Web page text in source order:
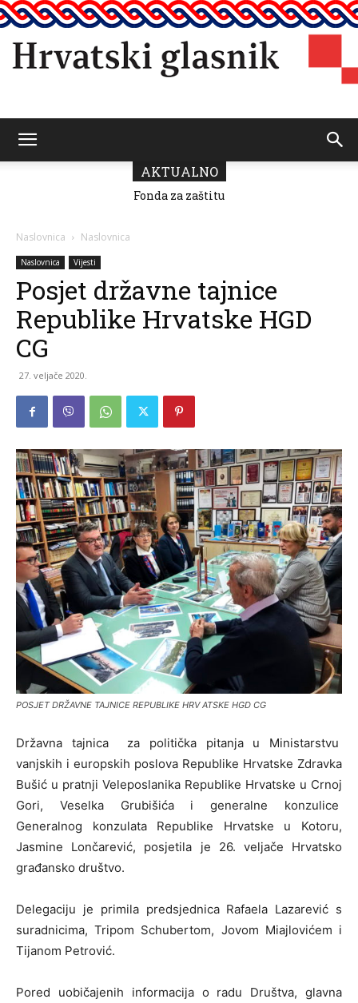
AKTUALNO
Fonda za zaštitu
2026.
Naslovnica Naslovnica
Naslovnica Vijesti
Posjet državne tajnice
Republike Hrvatske HGD
CG
27. veljače 2020.
POSJET DRŽAVNE TAJNICE REPUBLIKE HRV ATSKE HGD CG
Državna tajnica za politička pitanja u Ministarstvu
vanjskih i europskih poslova Republike Hrvatske Zdravka
Bušić u pratnji Veleposlanika Republike Hrvatske u Crnoj
Gori, Veselka Grubišića i generalne konzulice
Generalnog konzulata Republike Hrvatske u Kotoru,
Jasmine Lončarević, posjetila je 26. veljače Hrvatsko
građansko društvo.
Delegaciju je primila predsjednica Rafaela Lazarević s
suradnicima, Tripom Schubertom, Jovom Miajlovićem i
Tijanom Petrović.
Pored uobičajenih informacija o radu Društva, glavna